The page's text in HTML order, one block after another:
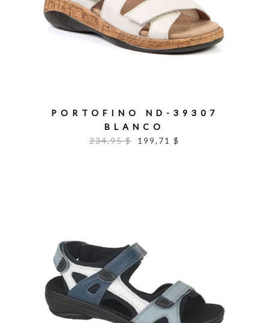
PORTOFINO ND-39307
BLANCO
234,95 $
199,71 $